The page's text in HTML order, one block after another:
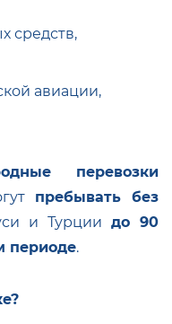
средств,
авиации,
перевозки
пребывать без
и Турции до 90
периоде.